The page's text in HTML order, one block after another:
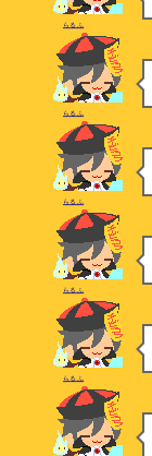
らるふ
らるふ
らるふ
らるふ
らるふ